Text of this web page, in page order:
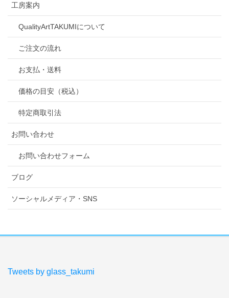
工房案内
QualityArtTAKUMIについて
ご注文の流れ
お支払・送料
価格の目安（税込）
特定商取引法
お問い合わせ
お問い合わせフォーム
ブログ
ソーシャルメディア・SNS
Tweets by glass_takumi